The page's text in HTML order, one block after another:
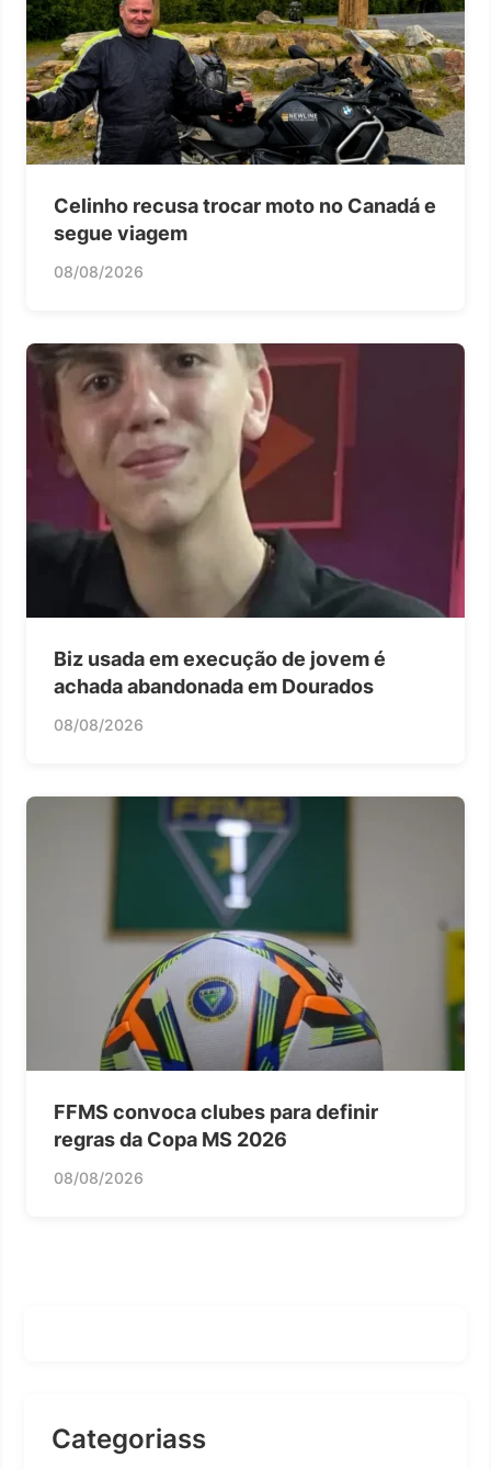
Celinho recusa trocar moto no Canadá e
segue viagem
08/08/2026
Biz usada em execução de jovem é
achada abandonada em Dourados
08/08/2026
FFMS convoca clubes para definir
regras da Copa MS 2026
08/08/2026
Categoriass